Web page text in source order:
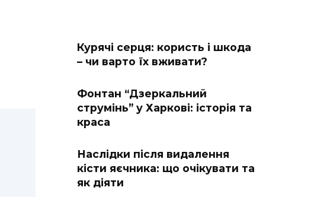
Курячі серця: користь і шкода
– чи варто їх вживати?
Фонтан “Дзеркальний
струмінь” у Харкові: історія та
краса
Наслідки після видалення
кісти яєчника: що очікувати та
як діяти